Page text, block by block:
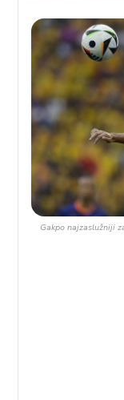
Gakpo najzaslužniji